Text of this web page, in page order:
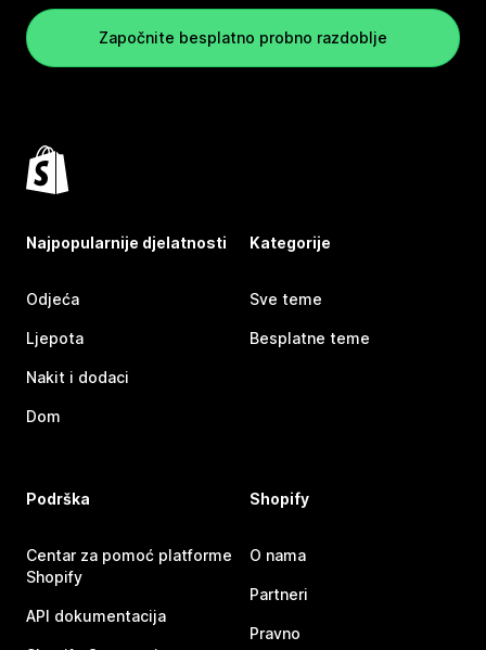
Započnite besplatno probno razdoblje
Najpopularnije djelatnosti
Odjeća
Ljepota
Nakit i dodaci
Dom
Kategorije
Sve teme
Besplatne teme
Podrška
Centar za pomoć platforme
Shopify
API dokumentacija
Shopify
O nama
Partneri
Pravno